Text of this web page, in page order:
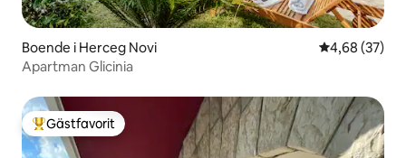
Boende i Herceg Novi 4,68 av 5 i
4,68 (37)
Apartman Glicinia
Populär gästfavorit
Gästfavorit